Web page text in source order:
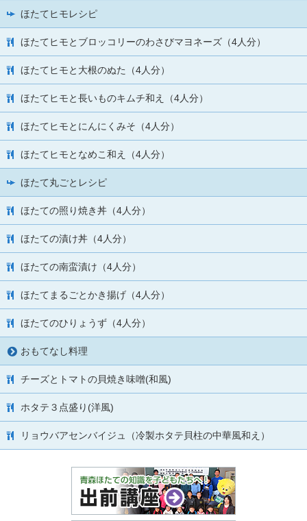
ほたてヒモレシピ
ほたてヒモとブロッコリーのわさびマヨネーズ（4人分）
ほたてヒモと大根のぬた（4人分）
ほたてヒモと長いものキムチ和え（4人分）
ほたてヒモとにんにくみそ（4人分）
ほたてヒモとなめこ和え（4人分）
ほたて丸ごとレシピ
ほたての照り焼き丼（4人分）
ほたての漬け丼（4人分）
ほたての南蛮漬け（4人分）
ほたてまるごとかき揚げ（4人分）
ほたてのひりょうず（4人分）
おもてなし料理
チーズとトマトの貝焼き味噌(和風)
ホタテ３点盛り(洋風)
リョウバアセンバイジュ（冷製ホタテ貝柱の中華風和え）